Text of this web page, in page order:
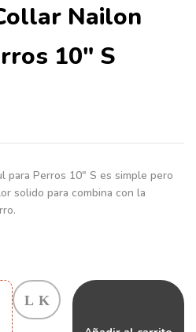
Nailon
10″ S
para Perros 10″ S es simple pero
solido para combina con la